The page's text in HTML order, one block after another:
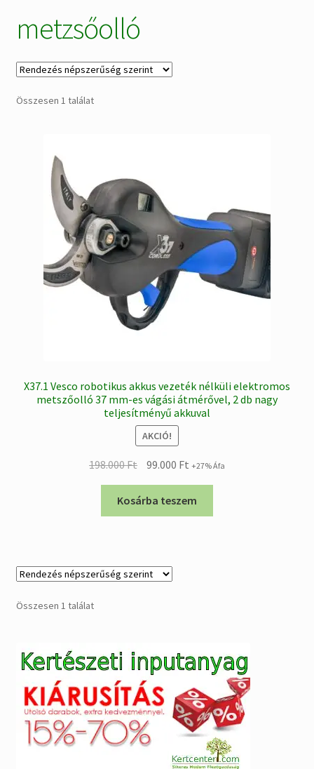
Alkatrészek
metzsőolló
Összesen 1 találat
X37.1 Vesco robotikus akkus vezeték nélküli elektromos
metszőolló 37 mm-es vágási átmérővel, 2 db nagy
teljesítményű akkuval
AKCIÓ!
198.000Ft
Original
price
was:
198.000 Ft.
99.000 FtCurrent
price
is:
99.000 Ft.
+27% Áfa
Kosárba teszem
Összesen 1 találat